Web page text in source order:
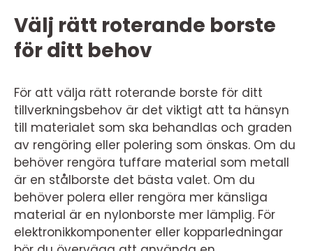
Välj rätt roterande borste
för ditt behov
För att välja rätt roterande borste för ditt
tillverkningsbehov är det viktigt att ta hänsyn
till materialet som ska behandlas och graden
av rengöring eller polering som önskas. Om du
behöver rengöra tuffare material som metall
är en stålborste det bästa valet. Om du
behöver polera eller rengöra mer känsliga
material är en nylonborste mer lämplig. För
elektronikkomponenter eller kopparledningar